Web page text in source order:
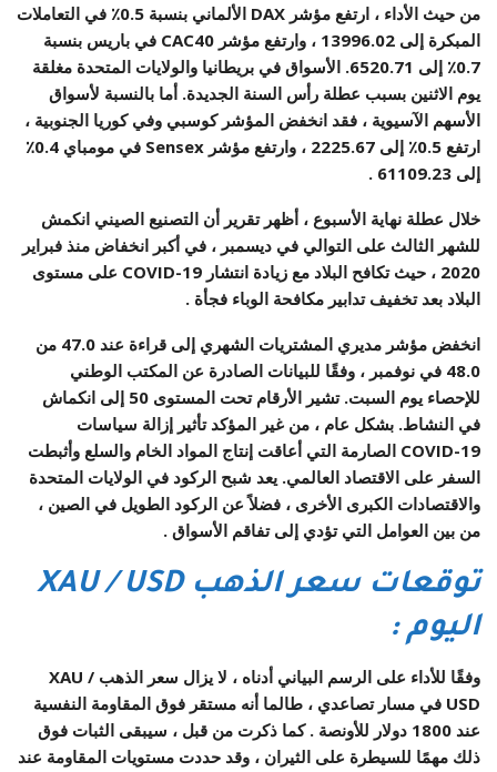
من حيث الأداء ، ارتفع مؤشر DAX الألماني بنسبة 0.5٪ في التعاملات
المبكرة إلى 13996.02 ، وارتفع مؤشر CAC40 في باريس بنسبة
0.7٪ إلى 6520.71. الأسواق في بريطانيا والولايات المتحدة مغلقة
يوم الاثنين بسبب عطلة رأس السنة الجديدة. أما بالنسبة لأسواق
الأسهم الآسيوية ، فقد انخفض المؤشر كوسبي وفي كوريا الجنوبية ،
ارتفع 0.5٪ إلى 2225.67 ، وارتفع مؤشر Sensex في مومباي 0.4٪
إلى 61109.23 .
خلال عطلة نهاية الأسبوع ، أظهر تقرير أن التصنيع الصيني انكمش
للشهر الثالث على التوالي في ديسمبر ، في أكبر انخفاض منذ فبراير
2020 ، حيث تكافح البلاد مع زيادة انتشار COVID-19 على مستوى
البلاد بعد تخفيف تدابير مكافحة الوباء فجأة .
انخفض مؤشر مديري المشتريات الشهري إلى قراءة عند 47.0 من
48.0 في نوفمبر ، وفقًا للبيانات الصادرة عن المكتب الوطني
للإحصاء يوم السبت. تشير الأرقام تحت المستوى 50 إلى انكماش
في النشاط. بشكل عام ، من غير المؤكد تأثير إزالة سياسات
COVID-19 الصارمة التي أعاقت إنتاج المواد الخام والسلع وأثبطت
السفر على الاقتصاد العالمي. يعد شبح الركود في الولايات المتحدة
والاقتصادات الكبرى الأخرى ، فضلاً عن الركود الطويل في الصين ،
من بين العوامل التي تؤدي إلى تفاقم الأسواق .
توقعات سعر الذهب XAU/ USD
اليوم:
وفقًا للأداء على الرسم البياني أدناه ، لا يزال سعر الذهب XAU /
USD في مسار تصاعدي ، طالما أنه مستقر فوق المقاومة النفسية
عند 1800 دولار للأونصة . كما ذكرت من قبل ، سيبقى الثبات فوق
ذلك مهمًا للسيطرة على الثيران ، وقد حددت مستويات المقاومة عند